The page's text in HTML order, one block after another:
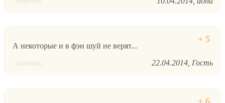
А некоторые и в фэн шуй не верят...
ответить 22.04.2014 Гость